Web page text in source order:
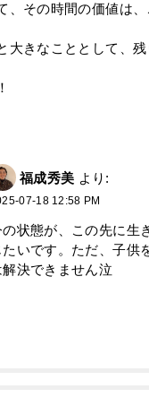
、その時間の価値は、
大きなこととして、残
福成秀美 より:
07-18 12:58 PM
の状態が、この先に生
たいです。ただ、子供
解決できません泣